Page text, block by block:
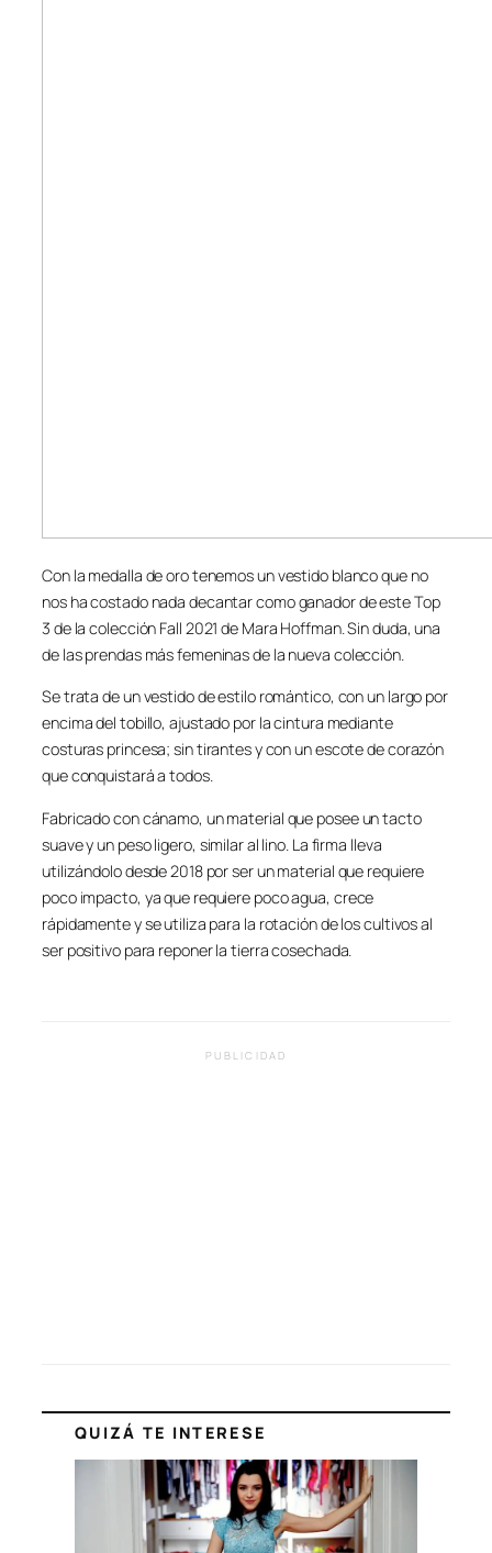
Con la medalla de oro tenemos un vestido blanco que no
nos ha costado nada decantar como ganador de este Top
3 de la colección Fall 2021 de Mara Hoffman. Sin duda, una
de las prendas más femeninas de la nueva colección.
Se trata de un vestido de estilo romántico, con un largo por
encima del tobillo, ajustado por la cintura mediante
costuras princesa; sin tirantes y con un escote de corazón
que conquistará a todos.
Fabricado con cánamo, un material que posee un tacto
suave y un peso ligero, similar al lino. La firma lleva
utilizándolo desde 2018 por ser un material que requiere
poco impacto, ya que requiere poco agua, crece
rápidamente y se utiliza para la rotación de los cultivos al
ser positivo para reponer la tierra cosechada.
PUBLICIDAD
QUIZÁ TE INTERESE